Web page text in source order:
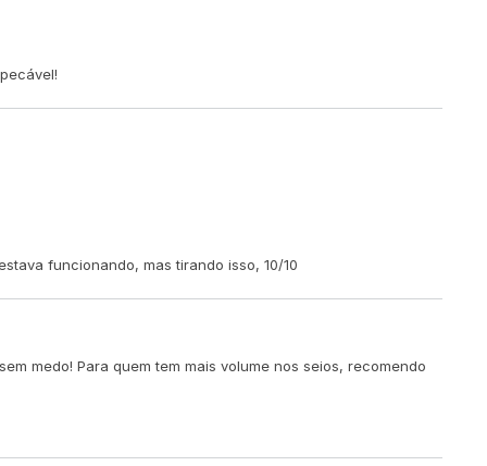
funcionando, mas tirando isso, 10/10
medo! Para quem tem mais volume nos seios, recomendo